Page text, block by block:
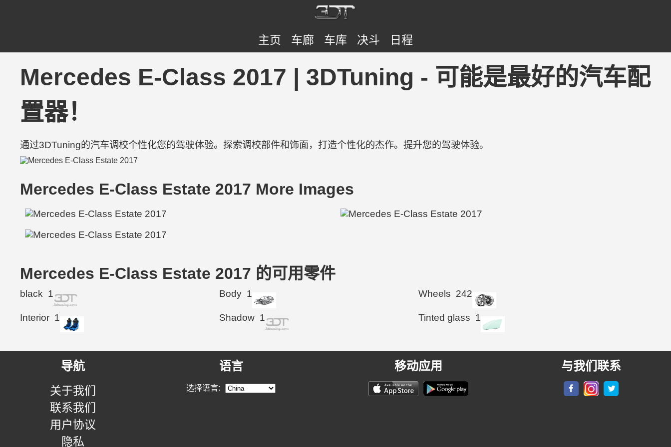
主页 车廊 车库 决斗 日程
Mercedes E-Class 2017 | 3DTuning - 可能是最好的汽车配
置器！
通过3DTuning的汽车调校个性化您的驾驶体验。探索调校部件和饰面，打造个性化的杰作。提升您的驾驶体验。
Mercedes E-Class Estate 2017 More Images
Mercedes E-Class Estate 2017 的可用零件
black 1 Body 1 Wheels 242
Interior 1 Shadow 1 Tinted glass 1
导航
关于我们
联系我们
用户协议
隐私
语言
选择语言:
移动应用 与我们联系